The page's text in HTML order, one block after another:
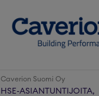
Caverion Suomi Oy
HSE-ASIANTUNTIJOITA,